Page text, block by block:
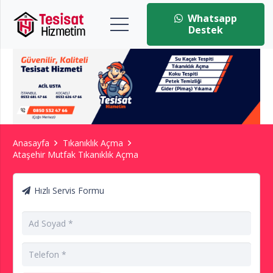
Whatsapp
Destek
Anasayfa
Tıkanıklık Açma
Ataşehir Mutfak Tıkanıklık Açma
Hızlı Servis Formu